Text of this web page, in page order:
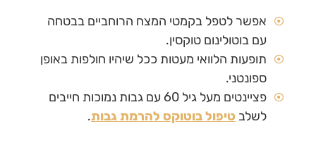
אפשר לטפל בקמטי המצח הרוחביים בבטחה
עם בוטולינום טוקסין.
תופעות הלוואי מעטות ככל שיהיו חולפות באופן
ספונטני.
פציינטים מעל גיל 60 עם גבות נמוכות חייבים
לשלב טיפול בוטוקס להרמת גבות.